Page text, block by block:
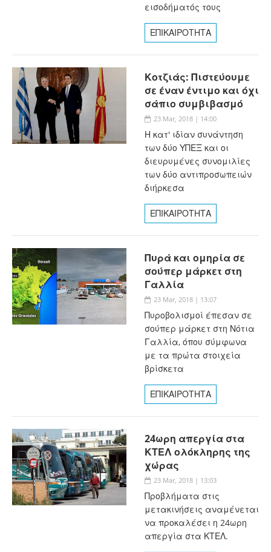
εισοδήματός τους
ΕΠΙΚΑΙΡΟΤΗΤΑ
Κοτζιάς: Πιστεύουμε
σε έναν έντιμο και όχι
σάπιο συμβιβασμό
23 Mar, 2018 | 14:00
Η κατ' ιδίαν συνάντηση
των δύο ΥΠΕΞ και οι
διευρυμένες συνομιλίες
των δύο αντιπροσωπειών
διήρκεσα
ΕΠΙΚΑΙΡΟΤΗΤΑ
Πυρά και ομηρία σε
σούπερ μάρκετ στη
Γαλλία
23 Mar, 2018 | 13:07
Πυροβολισμοί έπεσαν σε
σούπερ μάρκετ στη Νότια
Γαλλία, όπου σύμφωνα
με τα πρώτα στοιχεία
βρίσκετα
ΕΠΙΚΑΙΡΟΤΗΤΑ
24ωρη απεργία στα
ΚΤΕΛ ολόκληρης της
χώρας
23 Mar, 2018 | 13:03
Προβλήματα στις
μετακινήσεις αναμένεται
να προκαλέσει η 24ωρη
απεργία στα ΚΤΕΛ.